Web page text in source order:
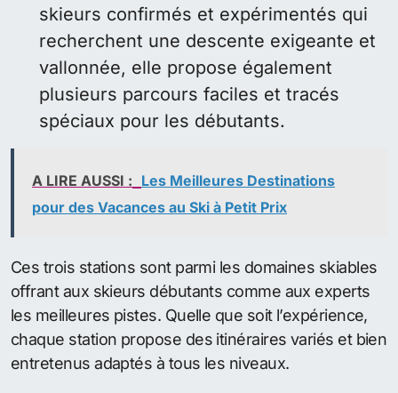
skieurs confirmés et expérimentés qui
recherchent une descente exigeante et
vallonnée, elle propose également
plusieurs parcours faciles et tracés
spéciaux pour les débutants.
A LIRE AUSSI : Les Meilleures Destinations
pour des Vacances au Ski à Petit Prix
Ces trois stations sont parmi les domaines skiables
offrant aux skieurs débutants comme aux experts
les meilleures pistes. Quelle que soit l’expérience,
chaque station propose des itinéraires variés et bien
entretenus adaptés à tous les niveaux.